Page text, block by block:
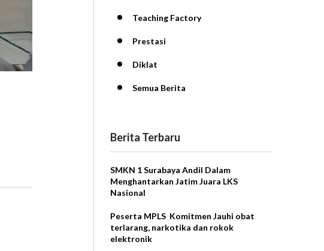
Teaching Factory
Prestasi
Diklat
Semua Berita
Berita Terbaru
SMKN 1 Surabaya Andil Dalam
Menghantarkan Jatim Juara LKS
Nasional
Peserta MPLS Komitmen Jauhi obat
terlarang, narkotika dan rokok
elektronik